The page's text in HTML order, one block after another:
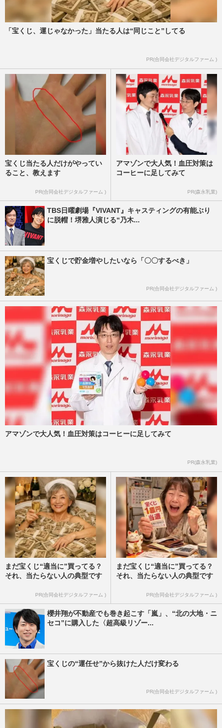
「宝くじ、運じゃなかった」当たる人は“同じこと”してる
PR(合同会社デジタルファーム )
宝くじ当たる人だけがやってい
ること、教えます
PR(合同会社デジタルファーム )
アマゾンで大人気！血圧対策は
コーヒーに足してみて
PR(森永乳業)
TBS日曜劇場『VIVANT』キャスティングの有能ぶり
に脱帽！堺雅人演じる“乃木...
宝くじで貯金増やしたいなら「〇〇するべき」
PR(合同会社デジタルファーム )
アマゾンで大人気！血圧対策はコーヒーに足してみて
PR(森永乳業)
まだ宝くじ“適当に”買ってる？
それ、当たらない人の典型です
PR(合同会社デジタルファーム )
まだ宝くじ“適当に”買ってる？
それ、当たらない人の典型です
PR(合同会社デジタルファーム )
櫻井翔が不動産でも巻き起こす「嵐」、“北の大地・ニ
セコ”に購入した〈超高級リゾー...
宝くじの“運任せ”から抜けた人だけ変わる
PR(合同会社デジタルファーム )